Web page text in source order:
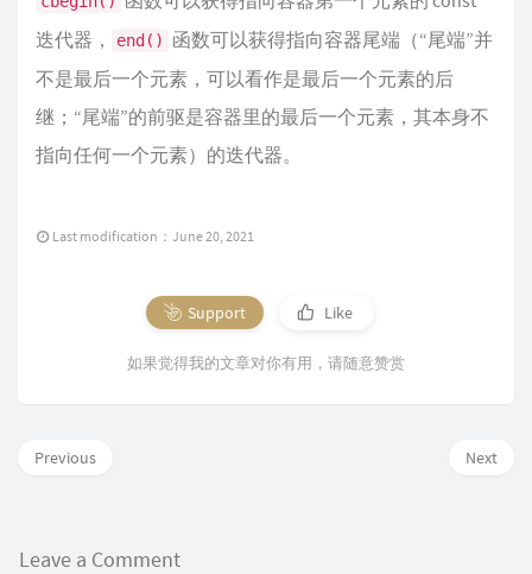
迭代器，
end()
函数可以获得指向容器尾端（“尾端”并
不是最后一个元素，可以看作是最后一个元素的后
继；“尾端”的前驱是容器里的最后一个元素，其本身不
指向任何一个元素）的迭代器。
Last modification：June 20, 2021
Support Like
如果觉得我的文章对你有用，请随意赞赏
Next
Previous
Leave a Comment